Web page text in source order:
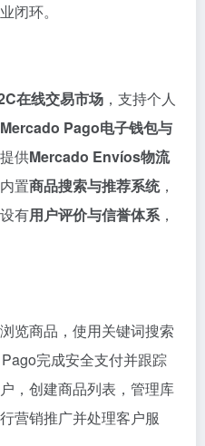
闭环。
在线交易市场 ，支持个人
Mercado Pago电子钱包与
供Mercado Envíos物流
置商品搜索与推荐系统，
有用户评价与信誉体系，
览商品，使用关键词搜索
完成安全支付并跟踪
，创建商品列表，管理库
营销推广并处理客户服